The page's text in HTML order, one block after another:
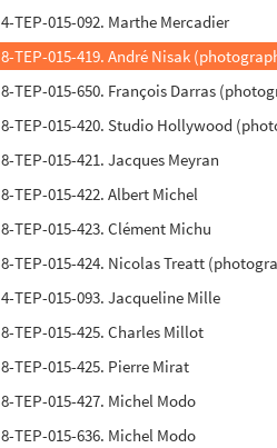
4-TEP-015-092. Marthe Mercadier
8-TEP-015-419. André Nisak
8-TEP-015-650. François Darras
8-TEP-015-420. Studio Hollywood
8-TEP-015-421. Jacques Meyran
8-TEP-015-422. Albert Michel
8-TEP-015-423. Clément Michu
8-TEP-015-424. Nicolas Treatt
4-TEP-015-093. Jacqueline Mille
8-TEP-015-425. Charles Millot
8-TEP-015-425. Pierre Mirat
8-TEP-015-427. Michel Modo
8-TEP-015-636. Michel Modo